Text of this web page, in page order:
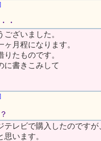
・
ざいました。
月程になります。
たものです。
に書きこみして
レビで購入したのですが
います。